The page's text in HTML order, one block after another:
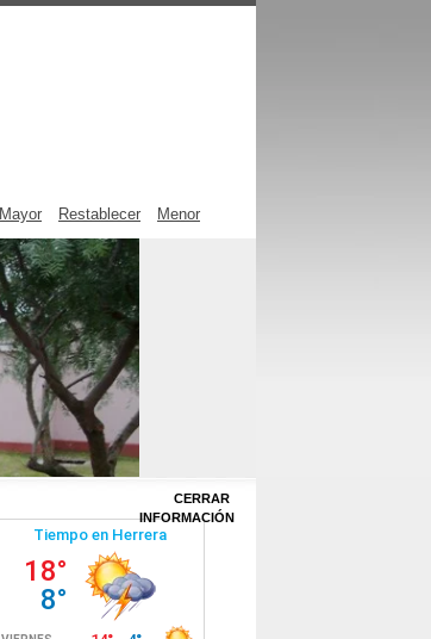
Mayor Restablecer Menor
CERRAR
INFORMACIÓN